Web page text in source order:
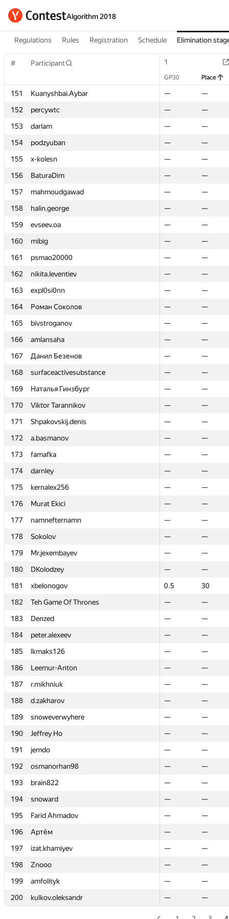
Algorithm 2018
Regulations Rules Registration Schedule Elimination
# Participant 1
GP30 Place
151 Kuanyshbai.Aybar —
—
152
percywtc —
—
153
darlam —
—
154
podzyuban —
—
155
x-kolesn —
—
156
BaturaDim —
—
157
mahmoudgawad —
—
158
halin.george —
—
159
evseev.oa —
—
160
mibig —
—
161
psmao20000 —
—
162
nikita.leventiev —
—
163
expl0si0nn —
—
164
Роман Соколов —
—
165
bivstroganov —
—
166
amlansaha —
—
167
Данил Безенов —
—
168
surfaceactivesubstance —
—
169
Наталья Гинзбург —
—
170
Viktor Tarannikov —
—
171
Shpakovskij.denis —
—
172
a.basmanov —
—
173
famafka —
—
174
darnley —
—
175
kernalex256 —
—
176
Murat Ekici —
—
177
namnefternamn —
—
178
Sokolov —
—
179
Mr.jexembayev —
—
180
DKolodzey —
—
181
xbelonogov 0.5
30
182
Teh Game Of Thrones —
—
183
Denzed —
—
184
peter.alexeev —
—
185
lkmaks126 —
—
186
Leemur-Anton —
—
187
r.mikhniuk —
—
188
d.zakharov —
—
189
snoweverwyhere —
—
190
Jeffrey Ho —
—
191
jemdo —
—
192
osmanorhan98 —
—
193
brain822 —
—
194
snoward —
—
195
Farid Ahmadov —
—
196
Артём —
—
197
izat.khamiyev —
—
198
Znooo —
—
199
amfolityk —
—
200
kulkov.oleksandr — —
# Participant 1
GP30 Place
151 Kuanyshbai.Aybar —
—
152
percywtc —
—
153
darlam —
—
154
podzyuban —
—
155
x-kolesn —
—
156
BaturaDim —
—
157
mahmoudgawad —
—
158
halin.george —
—
159
evseev.oa —
—
160
mibig —
—
161
psmao20000 —
—
162
nikita.leventiev —
—
163
expl0si0nn —
—
164
Роман Соколов —
—
165
bivstroganov —
—
166
amlansaha —
—
167
Данил Безенов —
—
168
surfaceactivesubstance —
—
169
Наталья Гинзбург —
—
170
Viktor Tarannikov —
—
171
Shpakovskij.denis —
—
172
a.basmanov —
—
173
famafka —
—
174
darnley —
—
175
kernalex256 —
—
176
Murat Ekici —
—
177
namnefternamn —
—
178
Sokolov —
—
179
Mr.jexembayev —
—
180
DKolodzey —
—
181
xbelonogov 0.5
30
182
Teh Game Of Thrones —
—
183
Denzed —
—
184
peter.alexeev —
—
185
lkmaks126 —
—
186
Leemur-Anton —
—
187
r.mikhniuk —
—
188
d.zakharov —
—
189
snoweverwyhere —
—
190
Jeffrey Ho —
—
191
jemdo —
—
192
osmanorhan98 —
—
193
brain822 —
—
194
snoward —
—
195
Farid Ahmadov —
—
196
Артём —
—
197
izat.khamiyev —
—
198
Znooo —
—
199
amfolityk —
—
200
kulkov.oleksandr — —